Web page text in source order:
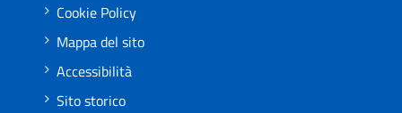
Cookie Policy
Mappa del sito
Accessibilità
Sito storico